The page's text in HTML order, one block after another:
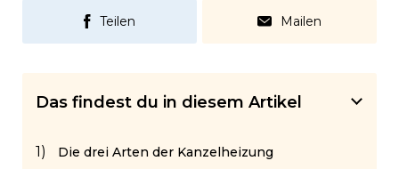
Teilen Mailen
Das findest du in diesem Artikel
Die drei Arten der Kanzelheizung